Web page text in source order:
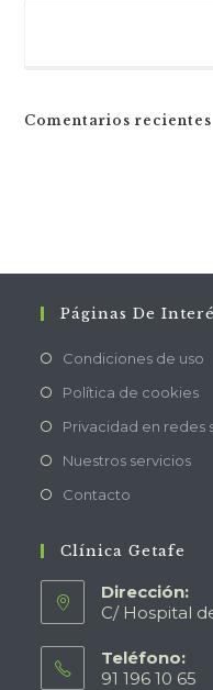
Comentarios recientes
Páginas De
Condiciones de uso
Política de cookies
Privacidad en redes
Nuestros servicios
Contacto
Clínica Getafe
Dirección:
C/ Hospital
Teléfono:
91 196 10 65